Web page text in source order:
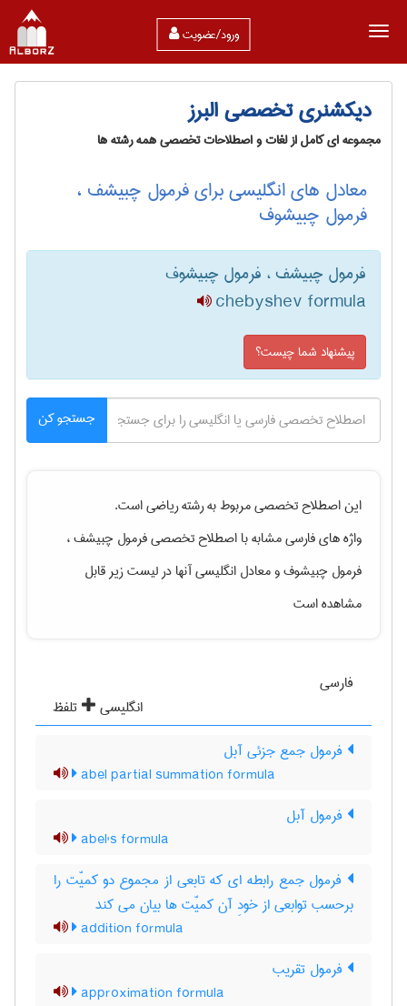
ورود/عضویت
دیکشنری تخصصی البرز
مجموعه ای کامل از لغات و اصطلاحات تخصصی همه رشته ها
معادل های انگلیسی برای فرمول چبیشف ،
فرمول چبیشوف
فرمول چبیشف ، فرمول چبیشوف
chebyshev formula
پیشنهاد شما چیست؟
جستجو کن
این اصطلاح تخصصی مربوط به رشتهرياضیاست.
واژه های فارسی مشابه با اصطلاح تخصصیفرمول چبیشف ،
فرمول چبیشوفو معادل انگلیسی آنها در لیست زیر قابل
مشاهده است
فارسی
انگلیسی
تلفظ
فرمول جمع جزئی آبل
abel partial summation formula
فرمول آبل
abel's formula
فرمول جمع رابطه ای که تابعی از مجموع دو کمیّت را
برحسب توابعی از خودِ آن کمیّت ها بیان می کند
addition formula
فرمول تقریب
approximation formula